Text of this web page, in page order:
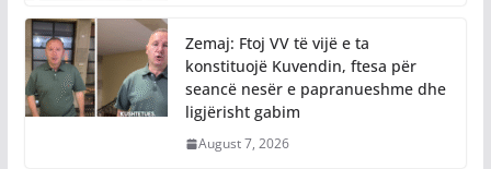
Zemaj: Ftoj VV të vijë e ta
konstituojë Kuvendin, ftesa për
seancë nesër e papranueshme dhe
ligjërisht gabim
August 7, 2026